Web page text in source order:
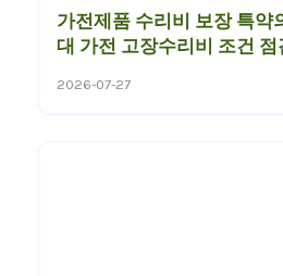
가전제품 수리비 보장 특약
대 가전 고장수리비 조건 점
2026-07-27